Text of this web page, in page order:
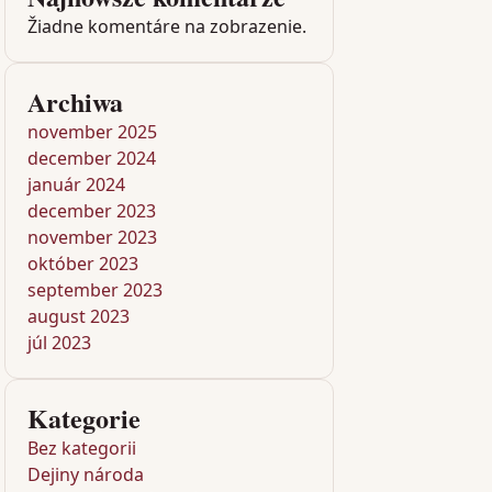
Žiadne komentáre na zobrazenie.
Archiwa
november 2025
december 2024
január 2024
december 2023
november 2023
október 2023
september 2023
august 2023
júl 2023
Kategorie
Bez kategorii
Dejiny národa